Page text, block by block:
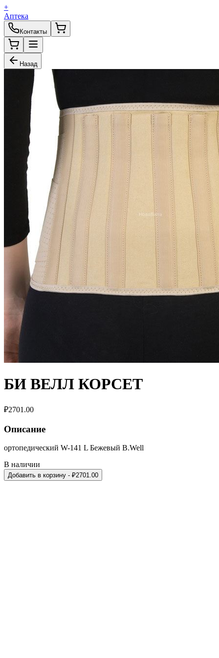
+
Аптека
Контакты
Назад
БИ ВЕЛЛ КОРСЕТ
₽2701.00
Описание
ортопедический W-141 L Бежевый B.Well
В наличии
Добавить в корзину - ₽2701.00